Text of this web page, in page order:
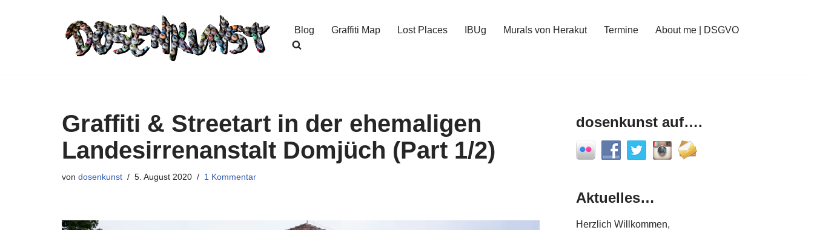
Blog Graffiti Map Lost Places IBUg Murals von Herakut Termine About me | DSGVO
Graffiti & Streetart in der ehemaligen
Landesirrenanstalt Domjüch (Part 1/2)
von dosenkunst 5. August 2020 1 Kommentar
dosenkunst auf….
Aktuelles…
Herzlich Willkommen,